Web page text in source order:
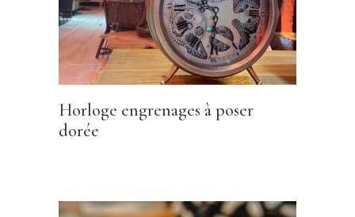
Horloge engrenages à poser
dorée